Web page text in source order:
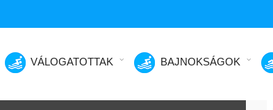
VÁLOGATOTTAK BAJNOKSÁGOK